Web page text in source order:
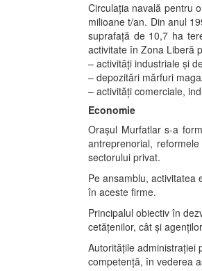
Circulaţia navală pentru
milioane t/an. Din anul
suprafaţă de 10,7 ha
activitate în Zona Liberă
– activităţi industriale şi
– depozitări mărfuri
– activităţi comerciale,
Economie
Oraşul Murfatlar s-a
antreprenorial,
sectorului privat.
Pe ansamblu, activitatea
în aceste firme.
Principalul obiectiv în
cetăţenilor, cât şi
Autorităţile administraţiei
competenţă, în vederea